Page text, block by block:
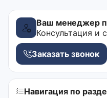
Ваш менеджер
Консультация и
Заказать звонок
Навигация по